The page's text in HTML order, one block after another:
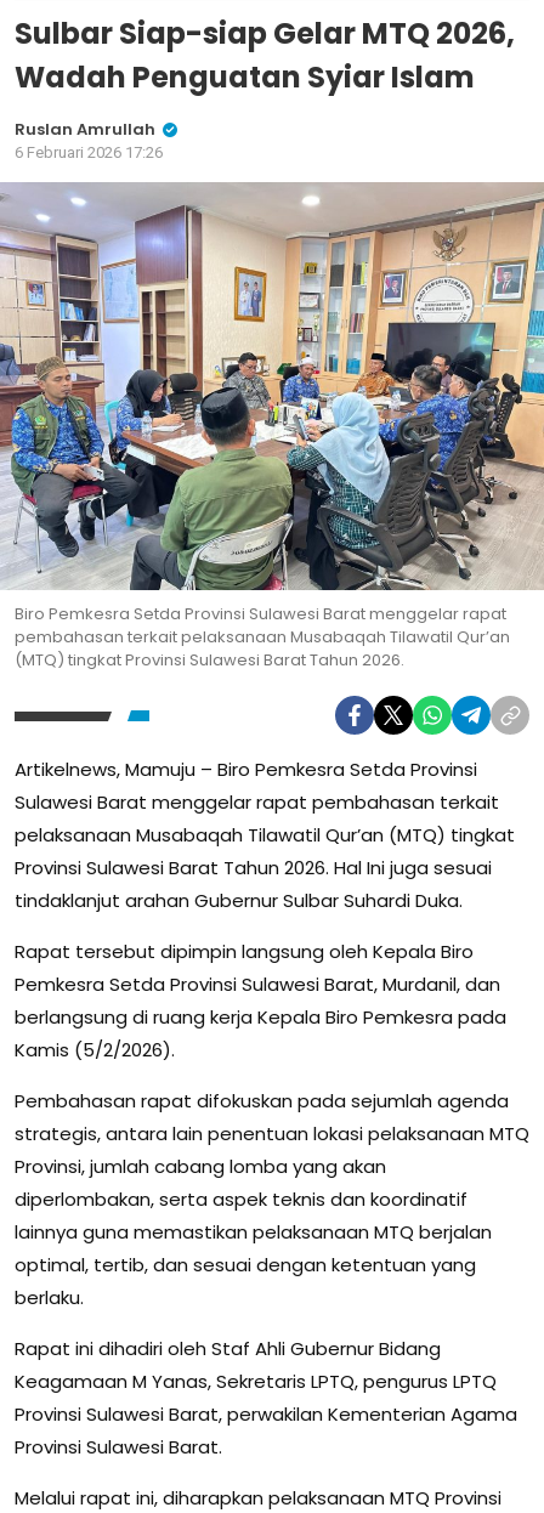
Sulbar Siap-siap Gelar MTQ 2026,
Wadah Penguatan Syiar Islam
Ruslan Amrullah
6 Februari 2026 17:26
Biro Pemkesra Setda Provinsi Sulawesi Barat menggelar rapat
pembahasan terkait pelaksanaan Musabaqah Tilawatil Qur’an
(MTQ) tingkat Provinsi Sulawesi Barat Tahun 2026.
Artikelnews, Mamuju – Biro Pemkesra Setda Provinsi
Sulawesi Barat menggelar rapat pembahasan terkait
pelaksanaan Musabaqah Tilawatil Qur’an (MTQ) tingkat
Provinsi Sulawesi Barat Tahun 2026. Hal Ini juga sesuai
tindaklanjut arahan Gubernur Sulbar Suhardi Duka.
Rapat tersebut dipimpin langsung oleh Kepala Biro
Pemkesra Setda Provinsi Sulawesi Barat, Murdanil, dan
berlangsung di ruang kerja Kepala Biro Pemkesra pada
Kamis (5/2/2026).
Pembahasan rapat difokuskan pada sejumlah agenda
strategis, antara lain penentuan lokasi pelaksanaan MTQ
Provinsi, jumlah cabang lomba yang akan
diperlombakan, serta aspek teknis dan koordinatif
lainnya guna memastikan pelaksanaan MTQ berjalan
optimal, tertib, dan sesuai dengan ketentuan yang
berlaku.
Rapat ini dihadiri oleh Staf Ahli Gubernur Bidang
Keagamaan M Yanas, Sekretaris LPTQ, pengurus LPTQ
Provinsi Sulawesi Barat, perwakilan Kementerian Agama
Provinsi Sulawesi Barat.
Melalui rapat ini, diharapkan pelaksanaan MTQ Provinsi